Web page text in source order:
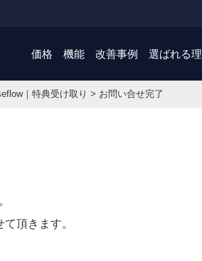
選ばれる
改善事例
機能
価格
｜特典受け取り > お問い合せ完了
頂きます。